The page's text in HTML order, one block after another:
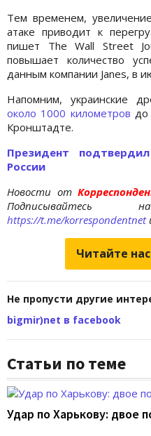
Тем временем,
атаке приводит к
пишет The Wall Street
повышает количество
данным компании Janes, в
Напомним, украинские
около 1000 километров
Кронштадте.
Президент
России
Новости от
https://t.me/korrespondentnet
Читайте
Не пропусти другие
bigmir)net в facebook
Статьи по теме
Удар по Харькову: двое